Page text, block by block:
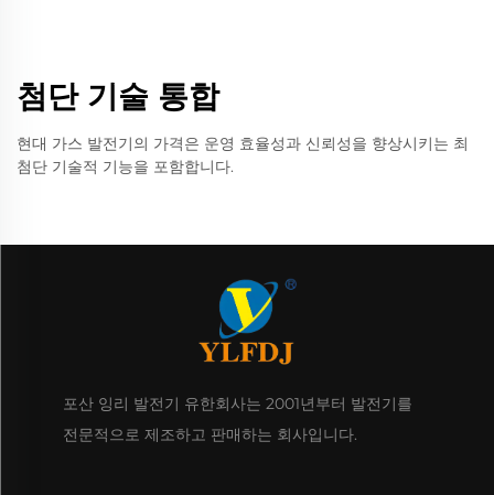
첨단 기술 통합
현대 가스 발전기의 가격은 운영 효율성과 신뢰성을 향상시키는 최
첨단 기술적 기능을 포함합니다.
포산 잉리 발전기 유한회사는 2001년부터 발전기를
전문적으로 제조하고 판매하는 회사입니다.